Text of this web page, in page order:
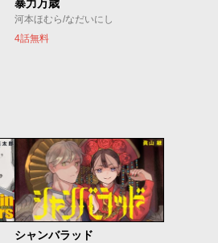
暴力万歳
河本ほむら/なだいにし
4話無料
シャンバラッド